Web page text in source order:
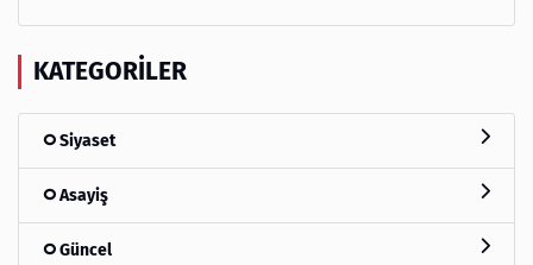
KATEGORILER
Siyaset
Asayiş
Güncel